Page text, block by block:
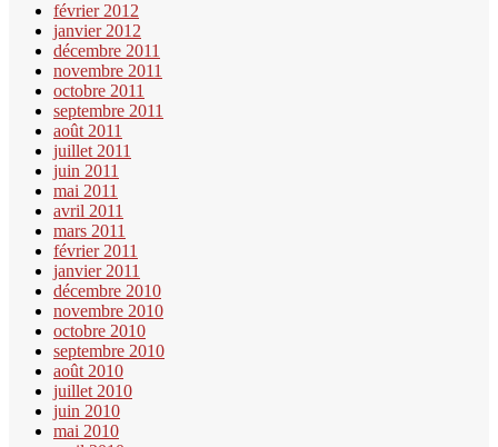
février 2012
janvier 2012
décembre 2011
novembre 2011
octobre 2011
septembre 2011
août 2011
juillet 2011
juin 2011
mai 2011
avril 2011
mars 2011
février 2011
janvier 2011
décembre 2010
novembre 2010
octobre 2010
septembre 2010
août 2010
juillet 2010
juin 2010
mai 2010